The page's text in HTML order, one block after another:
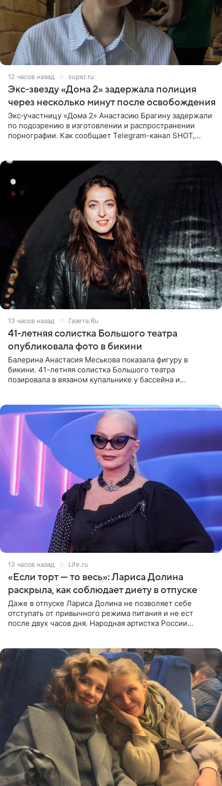
12 часов назад super.ru
Экс‑звезду «Дома 2» задержала полиция
через несколько минут после освобождения
Экс‑участницу «Дома 2» Анастасию Брагину задержали
по подозрению в изготовлении и распространении
порнографии. Как сообщает Telegram-канал SHOT,
13 часов назад Газета.Ru
41-летняя солистка Большого театра
опубликовала фото в бикини
Балерина Анастасия Меськова показала фигуру в
бикини. 41-летняя солистка Большого театра
позировала в вязаном купальнике у бассейна и
13 часов назад Life.ru
«Если торт — то весь»: Лариса Долина
раскрыла, как соблюдает диету в отпуске
Даже в отпуске Лариса Долина не позволяет себе
отступать от привычного режима питания и не ест
после двух часов дня. Народная артистка России